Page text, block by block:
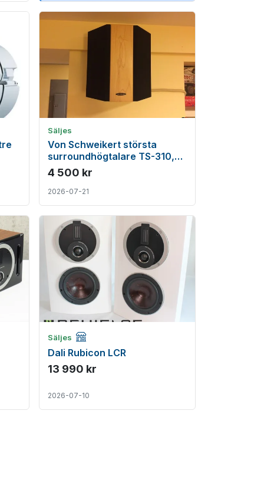
Säljes
Von Schweikert största
surroundhögtalare TS-310,
TS-200 & TS-150
4 500 kr
2026-07-21
Säljes Företagsannons
Dali Rubicon LCR
13 990 kr
2026-07-10